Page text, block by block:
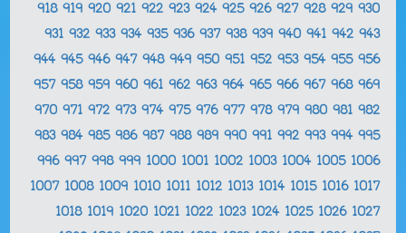
918 919 920 921 922 923 924 925 926 927 928 929 930
931 932 933 934 935 936 937 938 939 940 941 942 943
944 945 946 947 948 949 950 951 952 953 954 955 956
957 958 959 960 961 962 963 964 965 966 967 968 969
970 971 972 973 974 975 976 977 978 979 980 981 982
983 984 985 986 987 988 989 990 991 992 993 994 995
996 997 998 999 1000 1001 1002 1003 1004 1005 1006
1007 1008 1009 1010 1011 1012 1013 1014 1015 1016 1017
1018 1019 1020 1021 1022 1023 1024 1025 1026 1027